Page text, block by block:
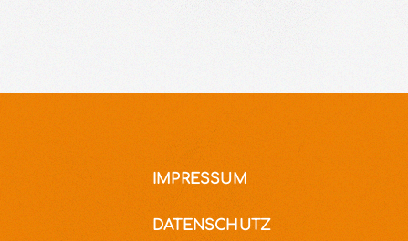
IMPRESSUM
DATENSCHUTZ